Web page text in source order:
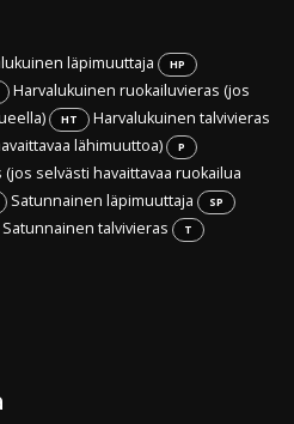
läpimuuttaja HP
Harvalukuinen ruokailuvieras (jos
HT Harvalukuinen talvivieras
lähimuuttoa) P
(jos selvästi havaittavaa ruokailua
Satunnainen läpimuuttaja SP
Satunnainen talvivieras T